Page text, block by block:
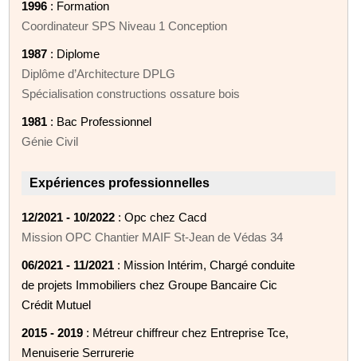
1996 : Formation
Coordinateur SPS Niveau 1 Conception
1987 : Diplome
Diplôme d’Architecture DPLG
Spécialisation constructions ossature bois
1981 : Bac Professionnel
Génie Civil
Expériences professionnelles
12/2021 - 10/2022 : Opc chez Cacd
Mission OPC Chantier MAIF St-Jean de Védas 34
06/2021 - 11/2021 : Mission Intérim, Chargé conduite
de projets Immobiliers chez Groupe Bancaire Cic
Crédit Mutuel
2015 - 2019 : Métreur chiffreur chez Entreprise Tce,
Menuiserie Serrurerie